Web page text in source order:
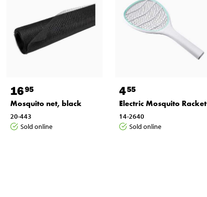
1695
Mosquito net, black
20-443
Sold online
455
Electric Mosquito Racket
14-2640
Sold online